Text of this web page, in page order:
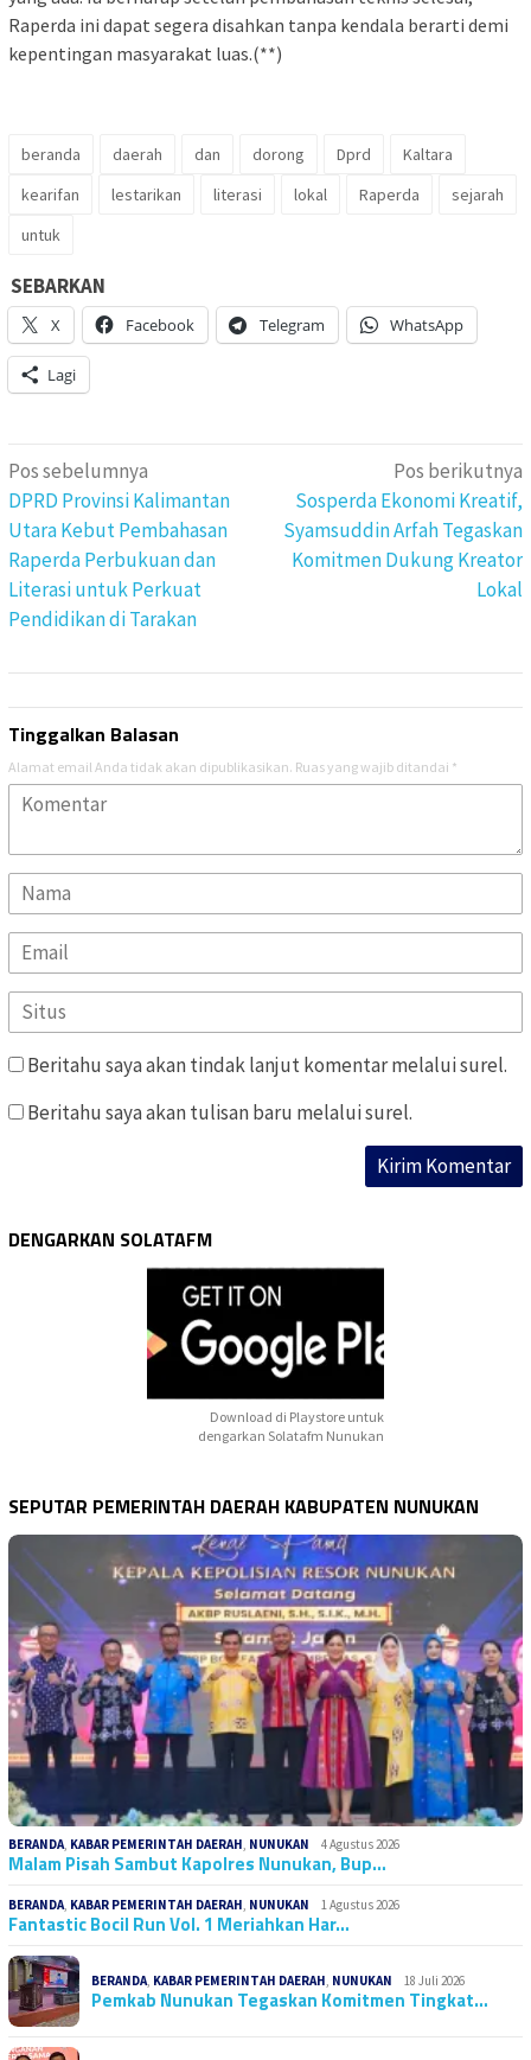
Raperda ini dapat segera disahkan tanpa kendala berarti demi
kepentingan masyarakat luas.(**)
beranda daerah dan dorong Dprd
Kaltara
kearifan
lestarikan literasi lokal Raperda
sejarah
untuk
SEBARKAN
X Facebook Telegram WhatsApp
Lagi
Navigasi
pos
Pos sebelumnya
DPRD Provinsi Kalimantan
Utara Kebut Pembahasan
Raperda Perbukuan dan
Literasi untuk Perkuat
Pendidikan di Tarakan
Pos berikutnya
Sosperda Ekonomi Kreatif,
Syamsuddin Arfah Tegaskan
Komitmen Dukung Kreator
Lokal
Tinggalkan Balasan
Alamat email Anda tidak akan dipublikasikan. Ruas yang wajib ditandai *
Beritahu saya akan tindak lanjut komentar melalui surel.
Beritahu saya akan tulisan baru melalui surel.
DENGARKAN SOLATAFM
Download di Playstore untuk
dengarkan Solatafm Nunukan
SEPUTAR PEMERINTAH DAERAH KABUPATEN NUNUKAN
BERANDA KABAR PEMERINTAH DAERAH NUNUKAN 4 Agustus 2026
Malam Pisah Sambut Kapolres Nunukan, Bup…
BERANDA KABAR PEMERINTAH DAERAH NUNUKAN 1 Agustus 2026
Fantastic Bocil Run Vol. 1 Meriahkan Har…
BERANDA KABAR PEMERINTAH DAERAH NUNUKAN 18 Juli 2026
Pemkab Nunukan Tegaskan Komitmen Tingkat…